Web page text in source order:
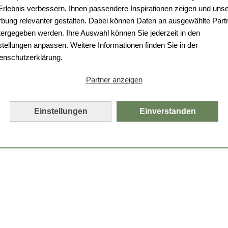
verbessern, Ihnen passendere Inspirationen zeigen und
relevanter gestalten. Dabei können Daten an ausgewählte
werden. Ihre Auswahl können Sie jederzeit in den
anpassen. Weitere Informationen finden Sie in der
Partner anzeigen
Einstellungen Einverstanden
Da ist etwas schiefgelaufen.
Leider ist ein technischer Fehler aufgetreten.
Bitte laden Sie die Seite neu.